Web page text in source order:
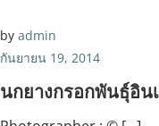
by admin
กันยายน 19, 2014
นกยางกรอกพันธุ์อิน